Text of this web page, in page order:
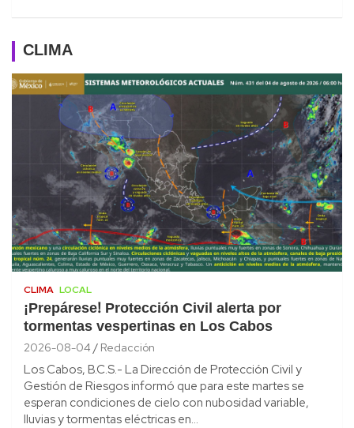
CLIMA
CLIMA LOCAL
¡Prepárese! Protección Civil alerta por
tormentas vespertinas en Los Cabos
2026-08-04 Redacción
Los Cabos, B.C.S.- La Dirección de Protección Civil y
Gestión de Riesgos informó que para este martes se
esperan condiciones de cielo con nubosidad variable,
lluvias y tormentas eléctricas en…